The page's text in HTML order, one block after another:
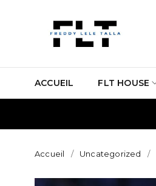
ACCUEIL FLT HOUSE
Accueil / Uncategorized /